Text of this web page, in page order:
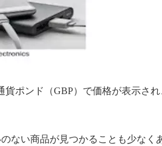
ポンド（GBP）で価格が表示さ
い商品が見つかることも少な